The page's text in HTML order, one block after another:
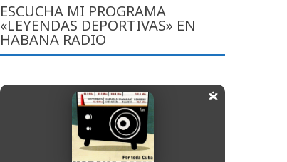
ESCUCHA MI PROGRAMA
«LEYENDAS DEPORTIVAS» EN
HABANA RADIO